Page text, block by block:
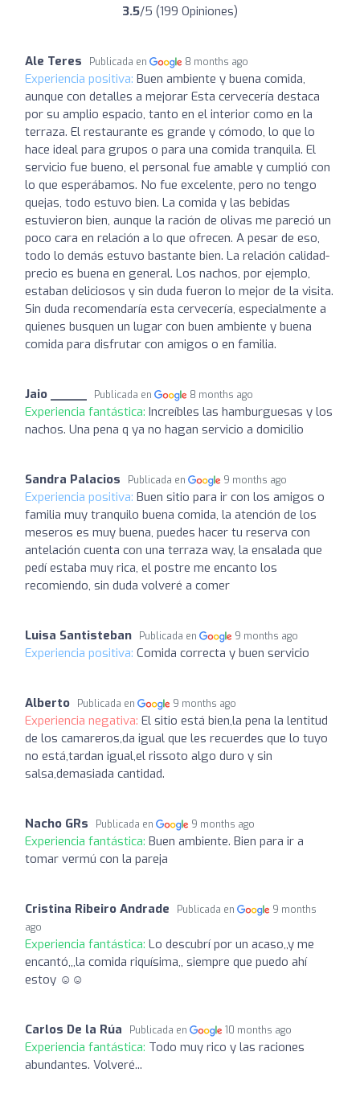
3.5/5 (199 Opiniones)
Ale Teres Publicada en 8 months ago
Experiencia positiva: Buen ambiente y buena comida,
aunque con detalles a mejorar Esta cervecería destaca
por su amplio espacio, tanto en el interior como en la
terraza. El restaurante es grande y cómodo, lo que lo
hace ideal para grupos o para una comida tranquila. El
servicio fue bueno, el personal fue amable y cumplió con
lo que esperábamos. No fue excelente, pero no tengo
quejas, todo estuvo bien. La comida y las bebidas
estuvieron bien, aunque la ración de olivas me pareció un
poco cara en relación a lo que ofrecen. A pesar de eso,
todo lo demás estuvo bastante bien. La relación calidad-
precio es buena en general. Los nachos, por ejemplo,
estaban deliciosos y sin duda fueron lo mejor de la visita.
Sin duda recomendaría esta cervecería, especialmente a
quienes busquen un lugar con buen ambiente y buena
comida para disfrutar con amigos o en familia.
Jaio _____ Publicada en 8 months ago
Experiencia fantástica: Increíbles las hamburguesas y los
nachos. Una pena q ya no hagan servicio a domicilio
Sandra Palacios Publicada en 9 months ago
Experiencia positiva: Buen sitio para ir con los amigos o
familia muy tranquilo buena comida, la atención de los
meseros es muy buena, puedes hacer tu reserva con
antelación cuenta con una terraza way, la ensalada que
pedí estaba muy rica, el postre me encanto los
recomiendo, sin duda volveré a comer
Luisa Santisteban Publicada en 9 months ago
Experiencia positiva: Comida correcta y buen servicio
Alberto Publicada en 9 months ago
Experiencia negativa: El sitio está bien,la pena la lentitud
de los camareros,da igual que les recuerdes que lo tuyo
no está,tardan igual,el rissoto algo duro y sin
salsa,demasiada cantidad.
Nacho GRs Publicada en 9 months ago
Experiencia fantástica: Buen ambiente. Bien para ir a
tomar vermú con la pareja
Cristina Ribeiro Andrade Publicada en
9 months
ago
Experiencia fantástica: Lo descubrí por un acaso,,y me
encantó,,,la comida riquísima,, siempre que puedo ahí
estoy ☺️☺️
Carlos De la Rúa Publicada en 10 months ago
Experiencia fantástica: Todo muy rico y las raciones
abundantes. Volveré...